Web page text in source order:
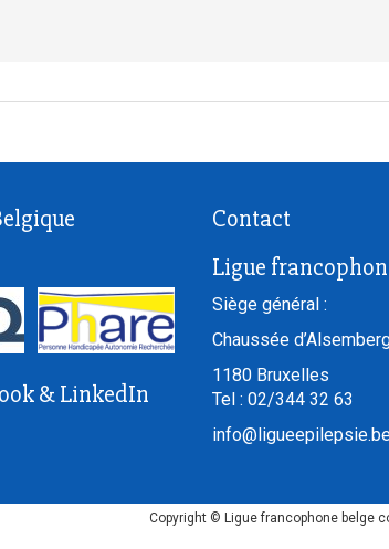
& LinkedIn
Contact
Ligue
Siège général :
Chaussée
1180 Bruxelles
Tel : 02/344 32 63
Copyright © Ligue francophone belge